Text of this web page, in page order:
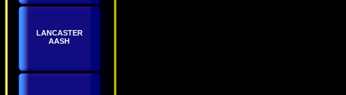
LANCASTER
AASH